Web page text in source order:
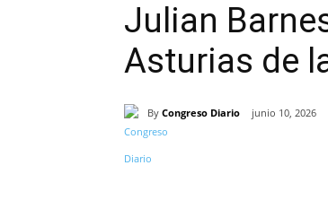
Julian
Asturias de
By Congreso Diario junio 10, 2026